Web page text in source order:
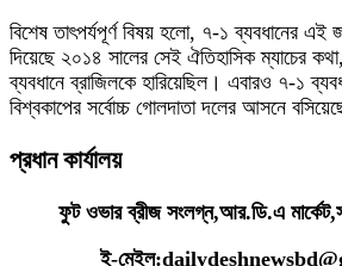
বিশেষ তাৎপর্যপূর্ণ বিষয় হলো, ৭-১ ব্যবধানের
দিয়েছে ২০১৪ সালের সেই ঐতিহাসিক ম্যাচের
ব্যবধানে ব্রাজিলকে হারিয়েছিল। এবারও ৭-১
বিশ্বকাপের সর্বোচ্চ গোলদাতা দলের আসনে
প্রধান কার্যালয়
ফুট ওভার ব্রীজ সংলগ্ন,আর.ডি.এ
ই-